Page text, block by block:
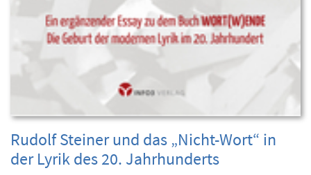
Rudolf Steiner und das „Nicht-Wort“ in
der Lyrik des 20. Jahrhunderts